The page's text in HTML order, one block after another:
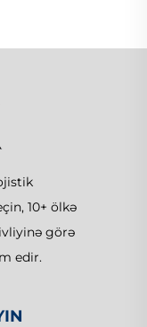
10+ ölkə
görə
edir.